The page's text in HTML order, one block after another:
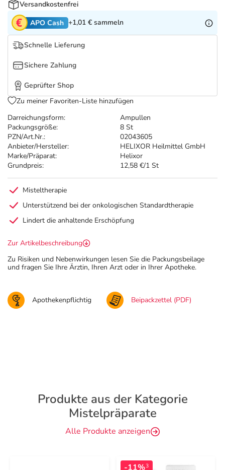
Tierapotheke
Vitamine & Mineralstoffe
Marken
Salus Deals
Darreichungsform:
Ampullen
Packungsgröße:
8 St
PZN/Art.Nr.:
02043605
Anbieter/Hersteller:
HELIXOR Heilmittel GmbH
Marke/Präparat:
Helixor
Grundpreis:
12,58 €/1 St
Versandkostenfrei
APO Cash +1,01 € sammeln
Schnelle Lieferung
Sichere Zahlung
Geprüfter Shop
Zu meiner Favoriten-Liste hinzufügen
Misteltherapie
Unterstützend bei der onkologischen Standardtherapie
Lindert die anhaltende Erschöpfung
Zur Artikelbeschreibung
Zu Risiken und Nebenwirkungen lesen Sie die Packungsbeilage
und fragen Sie Ihre Ärztin, Ihren Arzt oder in Ihrer Apotheke.
Apothekenpflichtig Beipackzettel (PDF)
Produkte aus der Kategorie
Mistelpräparate
Alle Produkte anzeigen
-11%3